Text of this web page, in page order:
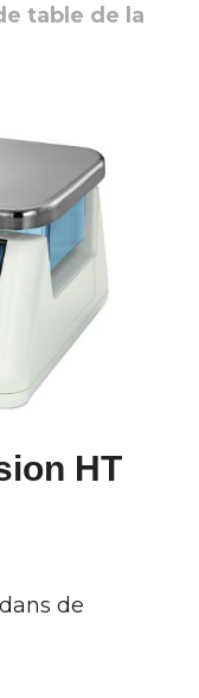
table de la
HT
de